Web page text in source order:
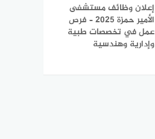
إعلان وظائف مستشفى
الأمير حمزة 2025 – فرص
عمل في تخصصات طبية
وإدارية وهندسية